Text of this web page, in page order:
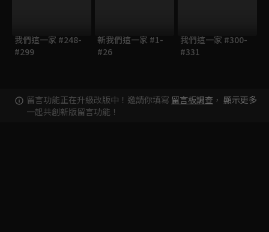
我們這一家 #248-
#299
新我們這一家 #1-
#26
我們這一家 #300-
#331
留言功能正在升級改版中！邀請你填寫 留言板調查 ，
一起共創新版留言功能！
顯示更多